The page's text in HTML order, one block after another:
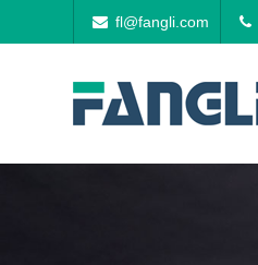
fl@fangli.com